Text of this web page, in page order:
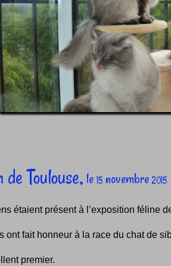
de Toulouse, le15 novembre2015
étaient présent à l’exposition féline
ont fait honneur à la race du chat de
premier.